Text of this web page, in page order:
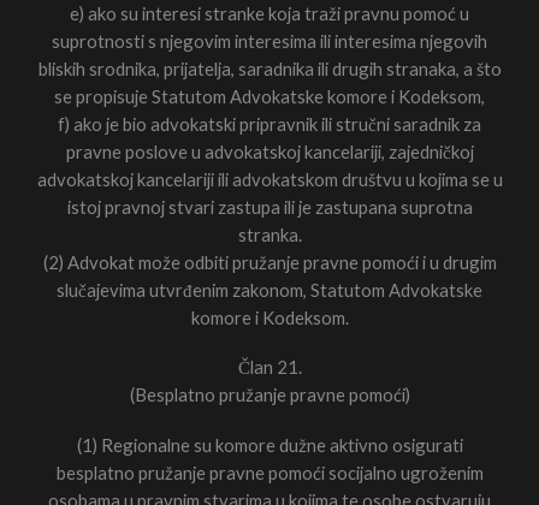
e) ako su interesi stranke koja traži pravnu pomoć u
suprotnosti s njegovim interesima ili interesima njegovih
bliskih srodnika, prijatelja, saradnika ili drugih stranaka, a što
se propisuje Statutom Advokatske komore i Kodeksom,
f) ako je bio advokatski pripravnik ili stručni saradnik za
pravne poslove u advokatskoj kancelariji, zajedničkoj
advokatskoj kancelariji ili advokatskom društvu u kojima se u
istoj pravnoj stvari zastupa ili je zastupana suprotna
stranka.
(2) Advokat može odbiti pružanje pravne pomoći i u drugim
slučajevima utvrđenim zakonom, Statutom Advokatske
komore i Kodeksom.
Član 21.
(Besplatno pružanje pravne pomoći)
(1) Regionalne su komore dužne aktivno osigurati
besplatno pružanje pravne pomoći socijalno ugroženim
osobama u pravnim stvarima u kojima te osobe ostvaruju